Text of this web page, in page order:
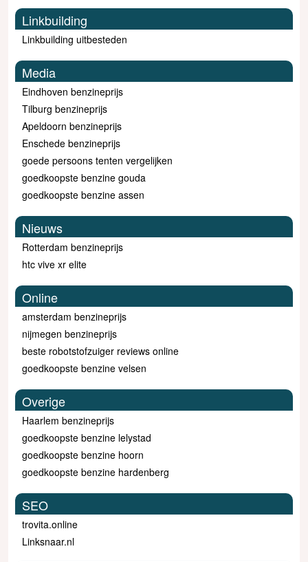
Linkbuilding
Linkbuilding uitbesteden
Media
Eindhoven benzineprijs
Tilburg benzineprijs
Apeldoorn benzineprijs
Enschede benzineprijs
goede persoons tenten vergelijken
goedkoopste benzine gouda
goedkoopste benzine assen
Nieuws
Rotterdam benzineprijs
htc vive xr elite
Online
amsterdam benzineprijs
nijmegen benzineprijs
beste robotstofzuiger reviews online
goedkoopste benzine velsen
Overige
Haarlem benzineprijs
goedkoopste benzine lelystad
goedkoopste benzine hoorn
goedkoopste benzine hardenberg
SEO
trovita.online
Linksnaar.nl